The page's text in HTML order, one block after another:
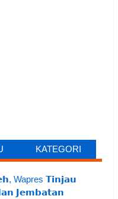
KATEGORI
Wapres 𝗧𝗶𝗻𝗷𝗮𝘂
𝗝𝗲𝗺𝗯𝗮𝘁𝗮𝗻